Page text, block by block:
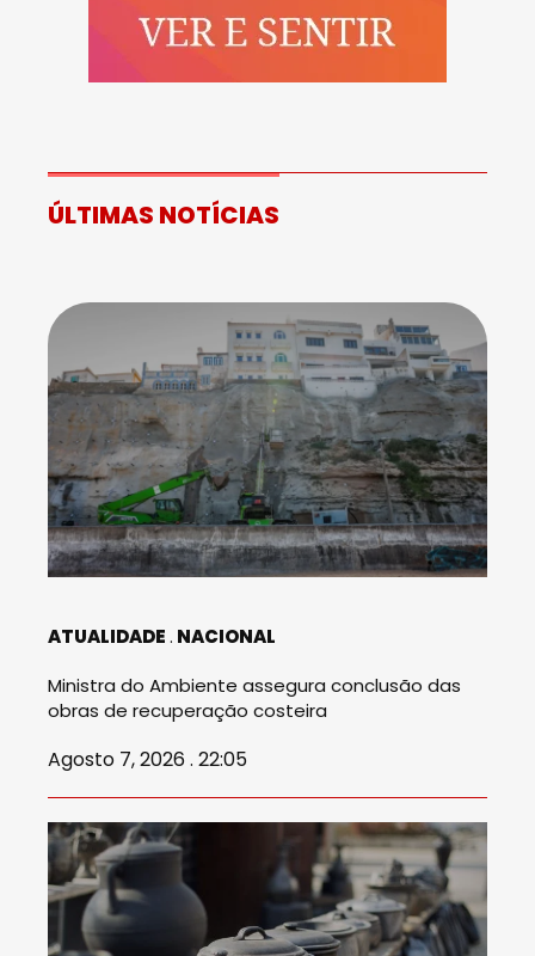
ÚLTIMAS NOTÍCIAS
ATUALIDADE NACIONAL
Ministra do Ambiente assegura conclusão das
obras de recuperação costeira
Agosto 7, 2026 . 22:05